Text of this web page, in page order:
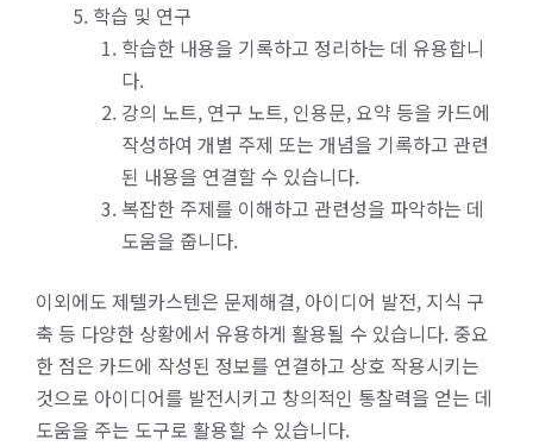
학습 및 연구
학습한 내용을 기록하고 정리하는 데 유용합니
다.
강의 노트, 연구 노트, 인용문, 요약 등을 카드에
작성하여 개별 주제 또는 개념을 기록하고 관련
된 내용을 연결할 수 있습니다.
복잡한 주제를 이해하고 관련성을 파악하는 데
도움을 줍니다.
이외에도 제텔카스텐은 문제해결, 아이디어 발전, 지식 구
축 등 다양한 상황에서 유용하게 활용될 수 있습니다. 중요
한 점은 카드에 작성된 정보를 연결하고 상호 작용시키는
것으로 아이디어를 발전시키고 창의적인 통찰력을 얻는 데
도움을 주는 도구로 활용할 수 있습니다.